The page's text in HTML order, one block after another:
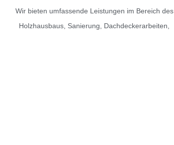
Wir bieten umfassende Leistungen im Bereich des
Holzhausbaus, Sanierung, Dachdeckerarbeiten,